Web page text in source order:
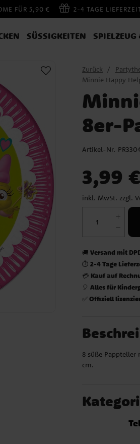
FÜR 5,90 € 2-4 TAGE
SÜSSIGKEITEN
Zurück
Minnie Happy
8er-
Artikel-Nr.
3,99 €
inkl. MwSt. zzgl.
🚚Versand mit
⏱️2-4 Tage
💳 Kauf auf
🎈Alles für
✅Offiziell
8 süße
cm.